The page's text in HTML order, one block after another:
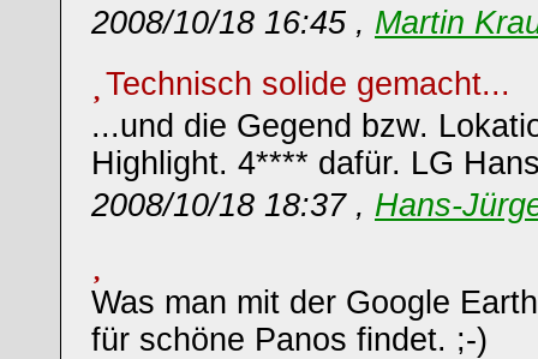
2008/10/18 16:45 , Martin
Technisch solide gemacht...
...und die Gegend bzw.
Highlight. 4**** dafür. LG
2008/10/18 18:37 , Hans-
Was man mit der Google
für schöne Panos findet. ;-)